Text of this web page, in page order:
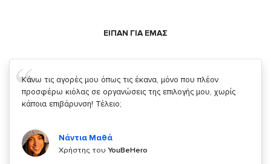
ΕΙΠΑΝ ΓΙΑ ΕΜΑΣ
Σας ευχαριστώ που μας δίνετε την δυνατότητα να κάνουμε
κάτι!
Χρήστης τουYouBeHero